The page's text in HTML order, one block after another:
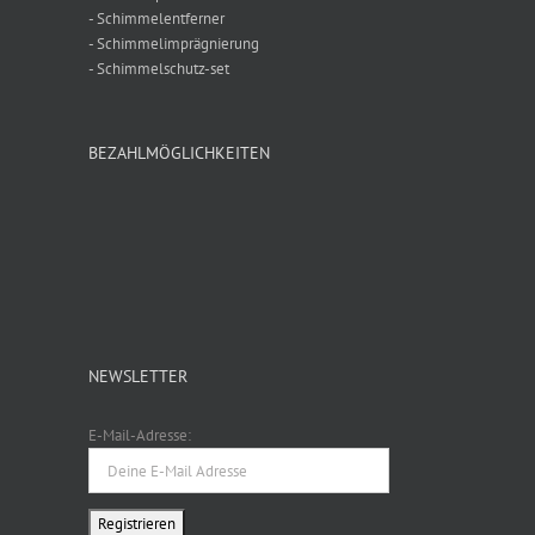
- Schimmelentferner
- Schimmelimprägnierung
- Schimmelschutz-set
BEZAHLMÖGLICHKEITEN
NEWSLETTER
E-Mail-Adresse: